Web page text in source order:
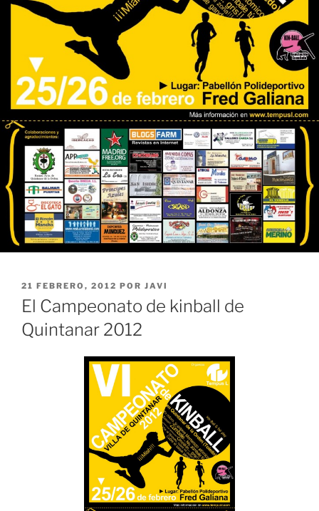
PUBLICADO
EL
21 FEBRERO, 2012 POR JAVI
El Campeonato de kinball de
Quintanar 2012